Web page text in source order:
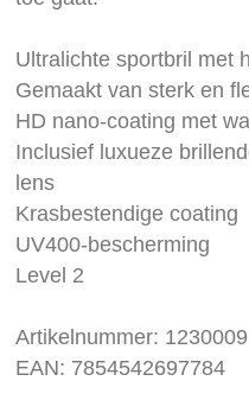
Ultralichte sportbril met
Gemaakt van sterk en
HD nano-coating met
Inclusief luxueze
lens
Krasbestendige coating
UV400-bescherming
Level 2
Artikelnummer: 1230009
EAN: 7854542697784